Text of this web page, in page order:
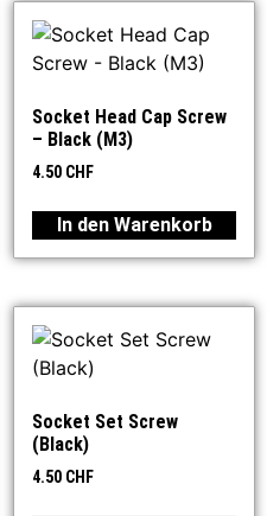
Socket Head Cap Screw
– Black (M3)
4.50 CHF
In den Warenkorb
Socket Set Screw
(Black)
4.50 CHF